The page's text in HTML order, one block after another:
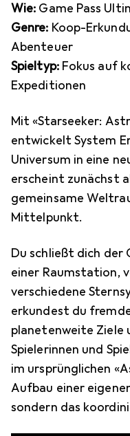
Wie: Game Pass
Genre: Koop-
Abenteuer
Spieltyp:Fokus auf
Expeditionen
Mit «Starseeker:
entwickelt System
Universum in eine
erscheint zunächst
gemeinsame
Mittelpunkt.
Du schließt dich der
einer Raumstation,
verschiedene
erkundest du
planetenweite Ziele
Spielerinnen und
im ursprünglichen
Aufbau einer
sondern das